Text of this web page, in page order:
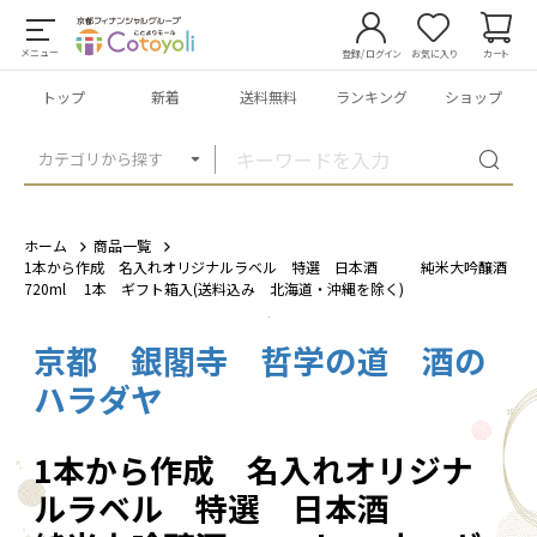
メニュー
カテゴリから探す
登録/ログイン お気に入り カート
トップ 新着 送料無料 ランキング ショップ
ホーム
商品一覧
1本から作成 名入れオリジナルラベル 特選 日本酒 純米大吟醸酒
720ml 1本 ギフト箱入(送料込み 北海道・沖縄を除く)
1
京都 銀閣寺 哲学の道 酒の
ハラダヤ
1本から作成 名入れオリジナ
ルラベル 特選 日本酒